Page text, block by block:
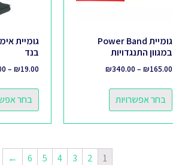
גומיית Power Band
במגוון התנגדויות
₪165.00
–
₪340.00
בחר אפשרויות
גומיית
בנד
₪19.00
–
בחר
1
2
3
4
5
6
←